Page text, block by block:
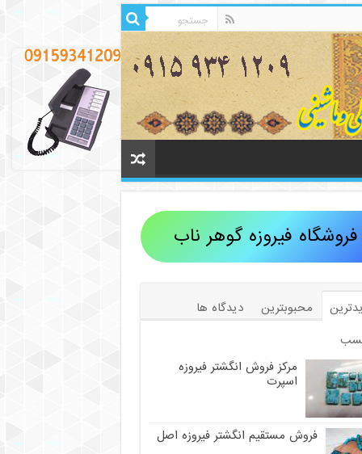
فروشگاه فیروزه گوهر ناب
محبوبترین
دیدگاه ها
مرکز فروش انگشتر فیروزه
اسپرت
فروش مستقیم انگشتر فیروزه اصل